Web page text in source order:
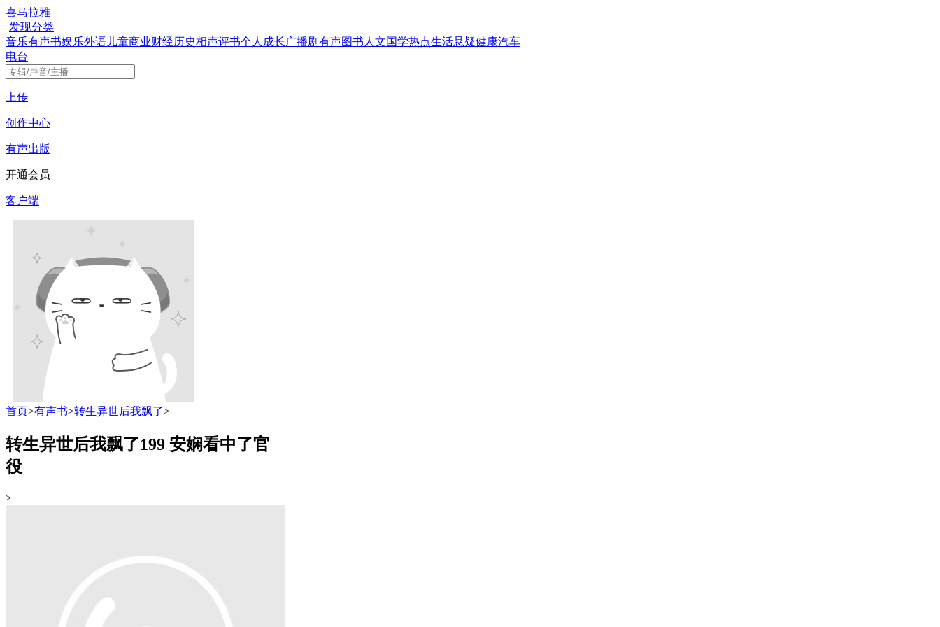
喜马拉雅
发现分类
音乐有声书娱乐外语 儿童商业财经历史相声评书个人成长广播剧有声图书 人文国学热点生活悬疑健康汽车
电台
上传
创作中心
有声出版
开通会员
客户端
首页>有声书>转生异世后我飘了>
转生异世后我飘了199 安娴看中了官
役
>